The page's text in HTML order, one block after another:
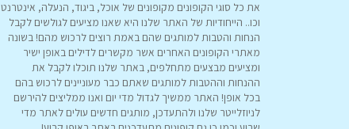
את כל סוגי הקופונים מקופונים של אוכל, ביגוד, הנעלה, אינטרנט
וכו.. הייחודיות של האתר שלנו היא שאנו מציעים לגולשים לקבל
הנחות והטבות למותגים שהם באמת רוצים לרכוש מהם! בשונה
מאתרי הקופונים האחרים אשר מקשרים לדילים באופן ישיר
ומציעים מבצעים מתחלפים, באתר שלנו תוכלו לקבל את
ההנחות וההטבות למותגים שאתם כבר מעוניינים לרכוש בהם
בכל אופן! האתר ממשיך לגדול מדי יום ואנו ממליצים להירשם
לניוזלייטר שלנו ולהתעדכן, מותגים חדשים עולים לאתר מדי